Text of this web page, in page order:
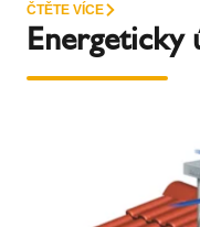
ČTĚTE VÍCE
Energeticky